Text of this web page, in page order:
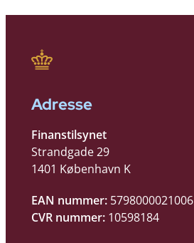
Adresse
Finanstilsynet
Strandgade 29
1401 København K
EAN nummer: 5798000021006
CVR nummer: 10598184